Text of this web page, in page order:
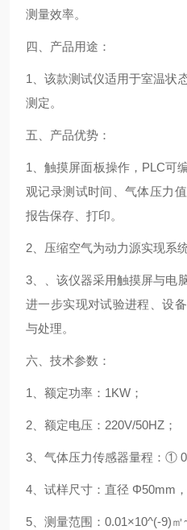
测量效率。
四、产品用途：
1、该款测试仪适用于室温状
测定。
五、产品优势：
1、触摸屏面板操作，PLC可
观记录测试时间、气体压力
报告保存、打印。
2、压缩空气为动力源实现系
3、、该仪器采用触摸屏与电
进一步实现对试验进程、设
与处理。
六、技术参数：
1、额定功率：1KW；
2、额定电压：220V/50HZ；
3、气体压力传感器量程：①
4、试样尺寸：直径 Φ50mm
5、测量范围：0.01×10^(-9)㎡